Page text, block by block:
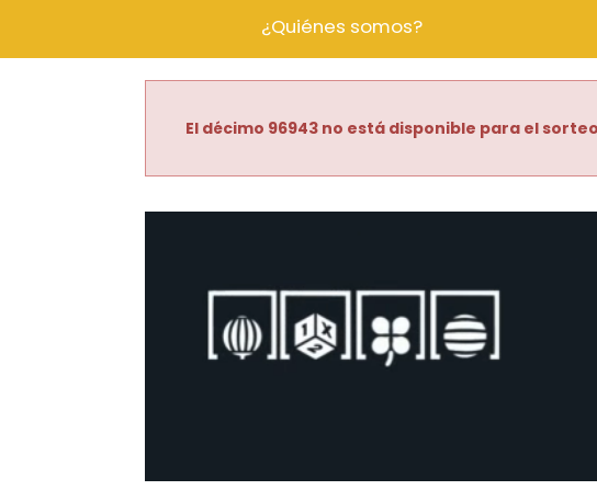
¿Quiénes somos?
El décimo 96943 no está disponible para el